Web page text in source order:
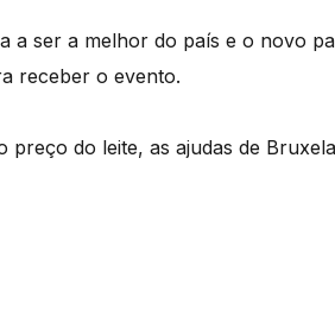
a ser a melhor do país e o novo
receber o evento.
preço do leite, as ajudas de